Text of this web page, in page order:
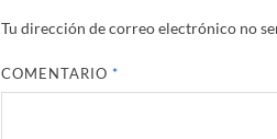
Tu dirección de correo electrónico no
COMENTARIO *